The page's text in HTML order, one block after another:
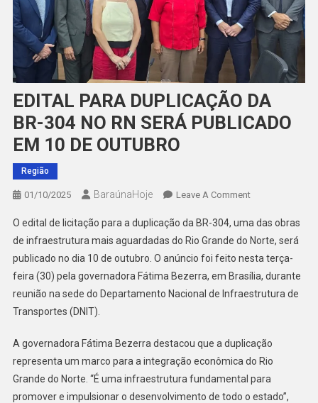
EDITAL PARA DUPLICAÇÃO DA
BR-304 NO RN SERÁ PUBLICADO
EM 10 DE OUTUBRO
Região
01/10/2025 BaraúnaHoje Leave A CommentOn
PARA
DUPLICAÇÃO
DA
BR-
304
SERÁ
PUBLICADO
O edital de licitação para a duplicação da BR-304, uma das obras
de infraestrutura mais aguardadas do Rio Grande do Norte, será
publicado no dia 10 de outubro. O anúncio foi feito nesta terça-
feira (30) pela governadora Fátima Bezerra, em Brasília, durante
reunião na sede do Departamento Nacional de Infraestrutura de
Transportes (DNIT).
A governadora Fátima Bezerra destacou que a duplicação
representa um marco para a integração econômica do Rio
Grande do Norte. “É uma infraestrutura fundamental para
promover e impulsionar o desenvolvimento de todo o estado”,